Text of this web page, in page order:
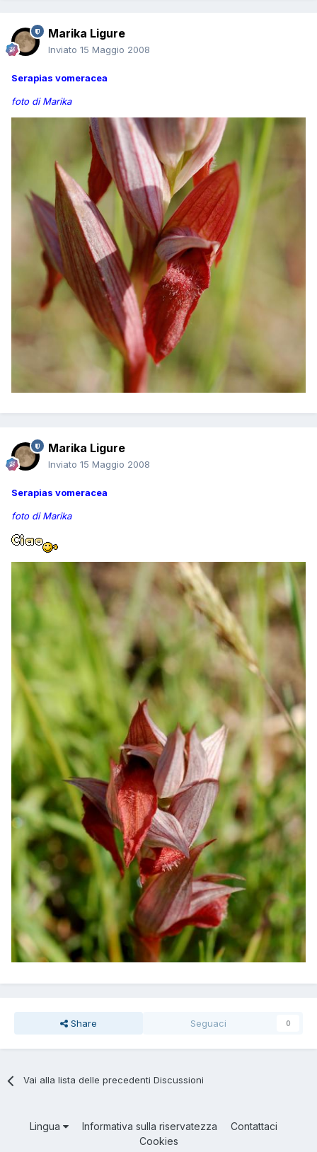
Marika Ligure
Inviato 15 Maggio 2008
Serapias vomeracea
foto di Marika
Marika Ligure
Inviato 15 Maggio 2008
Serapias vomeracea
foto di Marika
Share Seguaci 0
Vai alla lista delle precedenti Discussioni
Lingua Informativa sulla riservatezza
Contattaci
Cookies